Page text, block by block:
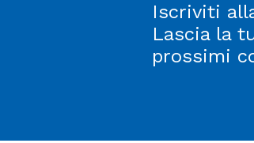
Iscriviti
Lascia la
prossimi